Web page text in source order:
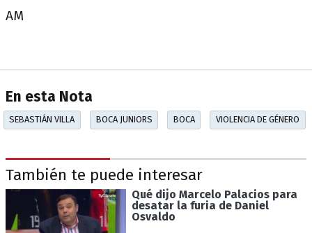
AM
En esta Nota
SEBASTIÁN VILLA BOCA JUNIORS BOCA VIOLENCIA DE GÉNERO
También te puede interesar
Qué dijo Marcelo Palacios para
desatar la furia de Daniel
Osvaldo